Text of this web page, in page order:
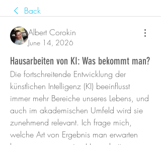
Back
Albert Corokin
June 14, 2026
Hausarbeiten von KI: Was bekommt man?
Die fortschreitende Entwicklung der
künstlichen Intelligenz (KI) beeinflusst
immer mehr Bereiche unseres Lebens, und
auch im akademischen Umfeld wird sie
zunehmend relevant. Ich frage mich,
welche Art von Ergebnis man erwarten